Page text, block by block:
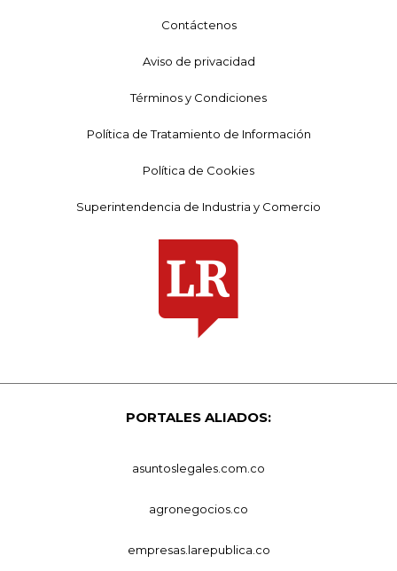
Contáctenos
Aviso de privacidad
Términos y Condiciones
Política de Tratamiento de Información
Política de Cookies
Superintendencia de Industria y Comercio
PORTALES ALIADOS:
asuntoslegales.com.co
agronegocios.co
empresas.larepublica.co